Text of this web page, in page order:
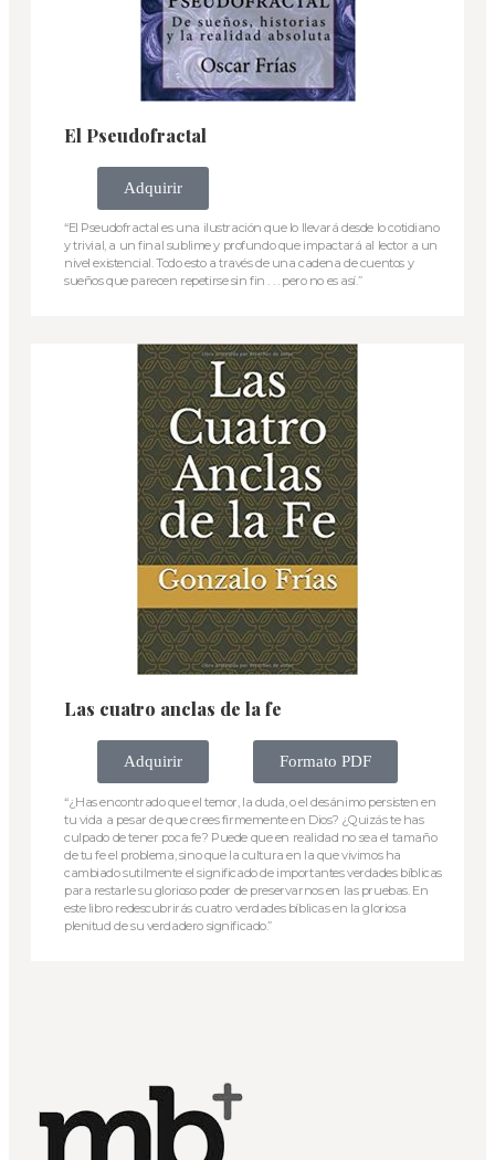
El Pseudofractal
Adquirir
“El Pseudofractal es una ilustración que lo llevará desde lo cotidiano
y trivial, a un final sublime y profundo que impactará al lector a un
nivel existencial. Todo esto a través de una cadena de cuentos y
sueños que parecen repetirse sin fin . . . pero no es así.”
Las cuatro anclas de la fe
Adquirir Formato PDF
“¿Has encontrado que el temor, la duda, o el desánimo persisten en
tu vida a pesar de que crees firmemente en Dios? ¿Quizás te has
culpado de tener poca fe? Puede que en realidad no sea el tamaño
de tu fe el problema, sino que la cultura en la que vivimos ha
cambiado sutilmente el significado de importantes verdades bíblicas
para restarle su glorioso poder de preservarnos en las pruebas. En
este libro redescubrirás cuatro verdades bíblicas en la gloriosa
plenitud de su verdadero significado.”